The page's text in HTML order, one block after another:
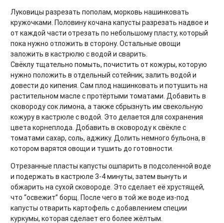
Луковицы разрезать пополам, морковь нашинковать
кружочками. Половину кочана капусты разрезать надвое и
от каждой части отрезать по небольшому пласту, который
пока нужно отложить в сторону. Остальные овощи
заложить в кастрюлю с водой и сварить.
Свёклу тщательно помыть, почистить от кожуры, которую
нужно положить в отдельный сотейник, залить водой и
довести до кипения. Сам плод нашинковать и потушить на
растительном масле с протёртыми томатами. Добавить в
сковороду сок лимона, а также сбрызнуть им свекольную
кожуру в кастрюле с водой. Это делается для сохранения
цвета корнеплода. Добавить в сковороду к свёкле с
томатами сахар, соль, аджику. Долить немного бульона, в
котором варятся овощи и тушить до готовности.
Отрезанные пласты капусты ошпарить в подсоленной воде
и подержать в кастрюле 3-4 минуты, затем вынуть и
обжарить на сухой сковороде. Это сделает её хрустящей,
что “освежит” борщ. После чего в той же воде из-под
капусты отварить картофель с добавлением специи
куркумы, которая сделает его более жёлтым.